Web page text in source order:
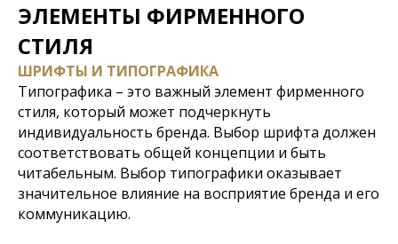
ЭЛЕМЕНТЫ ФИРМЕННОГО
СТИЛЯ
ШРИФТЫ И ТИПОГРАФИКА
Типографика – это важный элемент фирменного
стиля, который может подчеркнуть
индивидуальность бренда. Выбор шрифта должен
соответствовать общей концепции и быть
читабельным. Выбор типографики оказывает
значительное влияние на восприятие бренда и его
коммуникацию.